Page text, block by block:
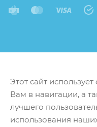
Этот сайт
Вам в навигации, а
лучшего
использования